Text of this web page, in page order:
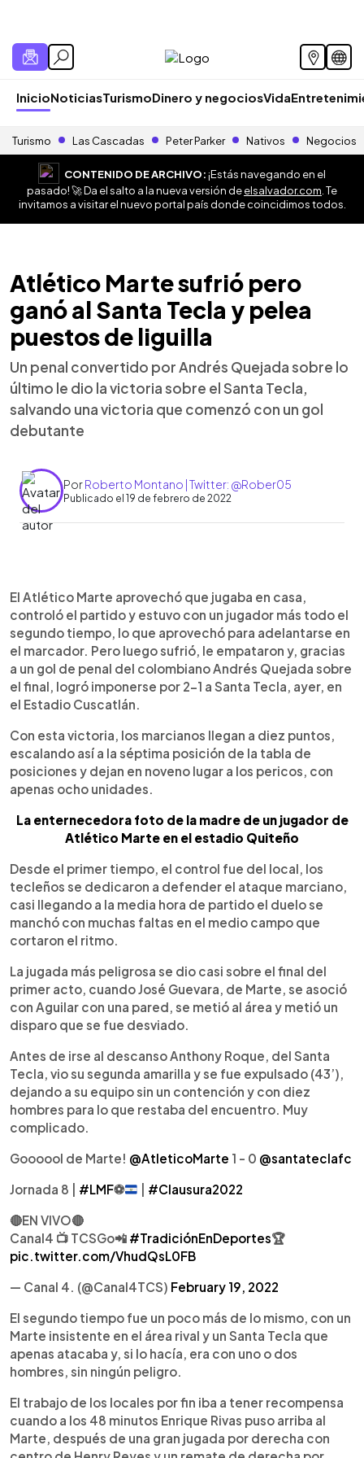
InicioNoticiasTurismoDinero y negociosVida
Turismo Las Cascadas Peter Parker Nativos Negocios
CONTENIDO DE ARCHIVO:¡Estás navegando en el
pasado! 🚀 Da el salto a la nueva versión deelsalvador.com . Te
invitamos a visitar el nuevo portal país donde coincidimos todos.
Atlético Marte sufrió pero
ganó al Santa Tecla y pelea
puestos de liguilla
Un penal convertido por Andrés Quejada sobre lo
último le dio la victoria sobre el Santa Tecla,
salvando una victoria que comenzó con un gol
debutante
PorRoberto Montano | Twitter: @Rober05
Publicado el 19 de febrero de 2022
► Escuchar artículo
El Atlético Marte aprovechó que jugaba en casa,
controló el partido y estuvo con un jugador más todo el
segundo tiempo, lo que aprovechó para adelantarse en
el marcador. Pero luego sufrió, le empataron y, gracias
a un gol de penal del colombiano Andrés Quejada sobre
el final, logró imponerse por 2-1 a Santa Tecla, ayer, en
el Estadio Cuscatlán.
Con esta victoria, los marcianos llegan a diez puntos,
escalando así a la séptima posición de la tabla de
posiciones y dejan en noveno lugar a los pericos, con
apenas ocho unidades.
La enternecedora foto de la madre de un jugador de
Atlético Marte en el estadio Quiteño
Desde el primer tiempo, el control fue del local, los
tecleños se dedicaron a defender el ataque marciano,
casi llegando a la media hora de partido el duelo se
manchó con muchas faltas en el medio campo que
cortaron el ritmo.
La jugada más peligrosa se dio casi sobre el final del
primer acto, cuando José Guevara, de Marte, se asoció
con Aguilar con una pared, se metió al área y metió un
disparo que se fue desviado.
Antes de irse al descanso Anthony Roque, del Santa
Tecla, vio su segunda amarilla y se fue expulsado (43’),
dejando a su equipo sin un contención y con diez
hombres para lo que restaba del encuentro. Muy
complicado.
Goooool de Marte! @AtleticoMarte 1 - 0 @santateclafc
Jornada 8 | #LMF⚽️
#Clausura2022
🔴EN VIVO🔴
Canal4 📺 TCSGo📲 #TradiciónEnDeportes🏆
pic.twitter.com/VhudQsL0FB
— Canal 4. (@Canal4TCS) February 19, 2022
El segundo tiempo fue un poco más de lo mismo, con un
Marte insistente en el área rival y un Santa Tecla que
apenas atacaba y, si lo hacía, era con uno o dos
hombres, sin ningún peligro.
El trabajo de los locales por fin iba a tener recompensa
cuando a los 48 minutos Enrique Rivas puso arriba al
Marte, después de una gran jugada por derecha con